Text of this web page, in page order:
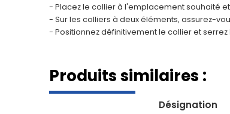
- Placez le collier à l'emplacement souhaité
- Sur les colliers à deux éléments, assurez-
- Positionnez définitivement le collier et
Produits similaires :
Désignation